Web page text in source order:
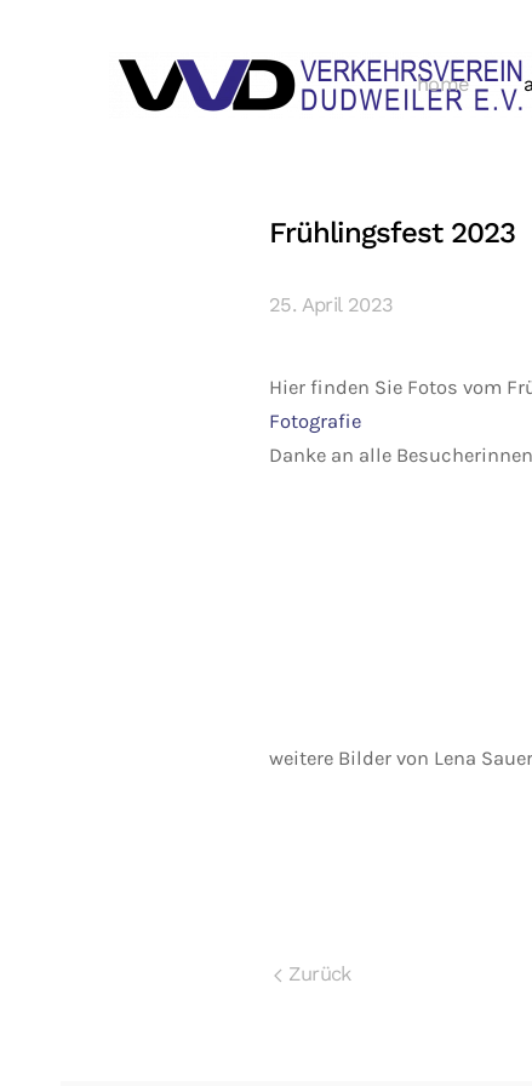
home
Frühlingsfest 2023
25. April 2023
Hier finden Sie Fotos vom
Fotografie
Danke an alle
weitere Bilder von Lena
Zurück